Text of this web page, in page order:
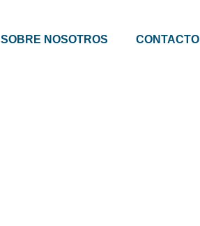
SOBRE NOSOTROS CONTACTO